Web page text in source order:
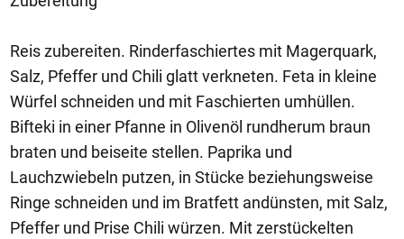
Reis zubereiten. Rinderfaschiertes mit Magerquark,
Salz, Pfeffer und Chili glatt verkneten. Feta in kleine
Würfel schneiden und mit Faschierten umhüllen.
Bifteki in einer Pfanne in Olivenöl rundherum braun
braten und beiseite stellen. Paprika und
Lauchzwiebeln putzen, in Stücke beziehungsweise
Ringe schneiden und im Bratfett andünsten, mit Salz,
Pfeffer und Prise Chili würzen. Mit zerstückelten